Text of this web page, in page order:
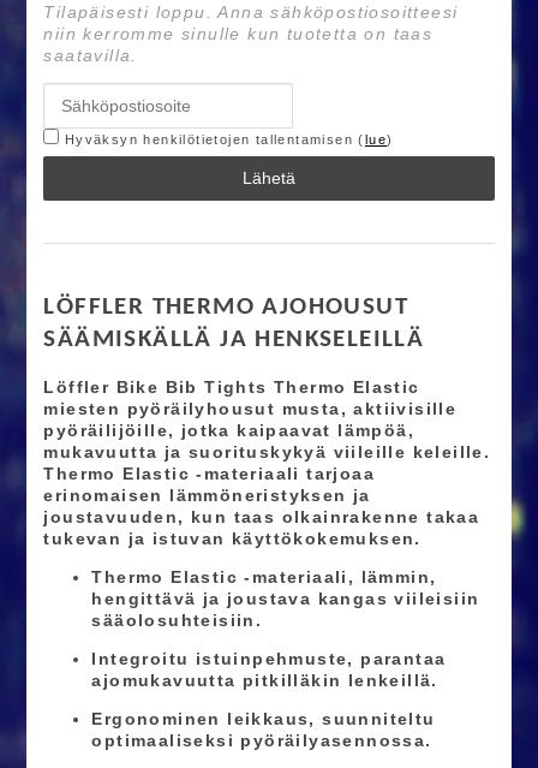
Tilapäisesti loppu. Anna sähköpostiosoitteesi
niin kerromme sinulle kun tuotetta on taas
saatavilla.
Hyväksyn henkilötietojen tallentamisen (lue)
Lähetä
LÖFFLER THERMO AJOHOUSUT
SÄÄMISKÄLLÄ JA HENKSELEILLÄ
Löffler Bike Bib Tights Thermo Elastic
miesten pyöräilyhousut musta,aktiivisille
pyöräilijöille, jotka kaipaavat lämpöä,
mukavuutta ja suorituskykyä viileille keleille.
Thermo Elastic -materiaali tarjoaa
erinomaisen lämmöneristyksen ja
joustavuuden, kun taas olkainrakenne takaa
tukevan ja istuvan käyttökokemuksen.
Thermo Elastic -materiaali , lämmin,
hengittävä ja joustava kangas viileisiin
sääolosuhteisiin.
Integroitu istuinpehmuste, parantaa
ajomukavuutta pitkilläkin lenkeillä.
Ergonominen leikkaus, suunniteltu
optimaaliseksi pyöräilyasennossa.